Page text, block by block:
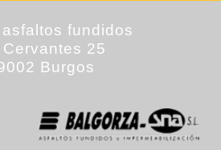
asfaltos fundidos
Cervantes 25
Burgos